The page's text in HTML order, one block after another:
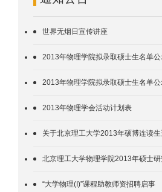
世界无烟日宣传讲座
2013年物理学院拟录取硕士生名单公示（
2013年物理学院拟录取硕士生名单公示（
2013年物理学会活动计划表
关于北京理工大学2013年硕博连读生选
北京理工大学物理学院2013年硕士研究生
“大学物理(I)”课程助教师资招聘启事